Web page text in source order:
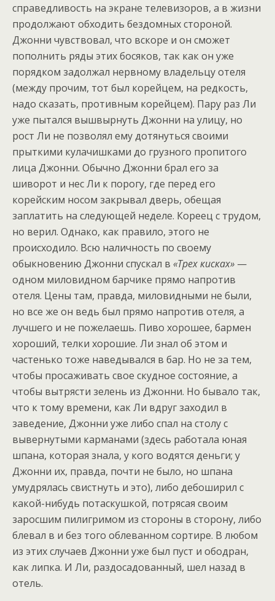
справедливость на экране телевизоров, а в жизни
продолжают обходить бездомных стороной.
Джонни чувствовал, что вскоре и он сможет
пополнить ряды этих босяков, так как он уже
порядком задолжал нервному владельцу отеля
(между прочим, тот был корейцем, на редкость,
надо сказать, противным корейцем). Пару раз Ли
уже пытался вышвырнуть Джонни на улицу, но
рост Ли не позволял ему дотянуться своими
прыткими кулачишками до грузного пропитого
лица Джонни. Обычно Джонни брал его за
шиворот и нес Ли к порогу, где перед его
корейским носом закрывал дверь, обещая
заплатить на следующей неделе. Кореец с трудом,
но верил. Однако, как правило, этого не
происходило. Всю наличность по своему
обыкновению Джонни спускал в «Трех кисках» —
одном миловидном барчике прямо напротив
отеля. Цены там, правда, миловидными не были,
но все же он ведь был прямо напротив отеля, а
лучшего и не пожелаешь. Пиво хорошее, бармен
хороший, телки хорошие. Ли знал об этом и
частенько тоже наведывался в бар. Но не за тем,
чтобы просаживать свое скудное состояние, а
чтобы вытрясти зелень из Джонни. Но бывало так,
что к тому времени, как Ли вдруг заходил в
заведение, Джонни уже либо спал на столу с
вывернутыми карманами (здесь работала юная
шпана, которая знала, у кого водятся деньги; у
Джонни их, правда, почти не было, но шпана
умудрялась свистнуть и это), либо дебоширил с
какой-нибудь потаскушкой, потрясая своим
заросшим пилигримом из стороны в сторону, либо
блевал в и без того облеванном сортире. В любом
из этих случаев Джонни уже был пуст и ободран,
как липка. И Ли, раздосадованный, шел назад в
отель.